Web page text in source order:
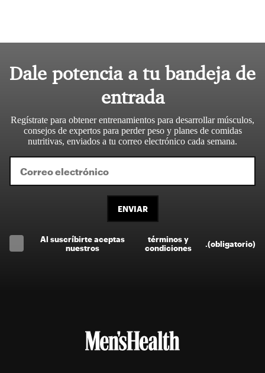
Dale potencia a tu bandeja de
entrada
Regístrate para obtener entrenamientos para desarrollar músculos,
consejos de expertos para perder peso y planes de comidas
nutritivas, enviados a tu correo electrónico cada semana.
ENVIAR
Al suscríbirte aceptas
nuestros
términos y
condiciones
(obligatorio)